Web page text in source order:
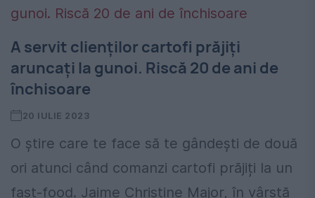
A servit clienților cartofi prăjiți
aruncați la gunoi. Riscă 20 de ani de
închisoare
20 IULIE 2023
O știre care te face să te gândești de două
ori atunci când comanzi cartofi prăjiți la un
fast-food. Jaime Christine Major, în vârstă